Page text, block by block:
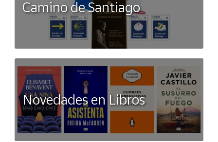
Camino de Santiago
Novedades en Libros